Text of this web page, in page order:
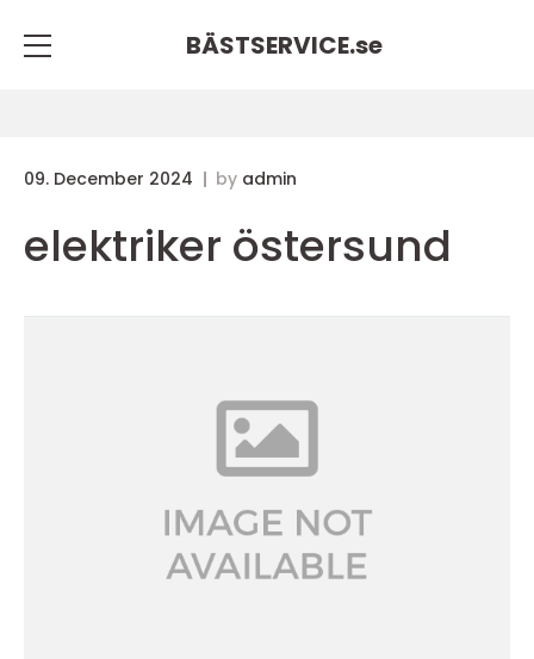
BÄSTSERVICE.se
09. December 2024 by admin
elektriker östersund